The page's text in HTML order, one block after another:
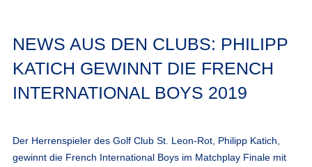
NEWS AUS DEN CLUBS: PHILIPP
KATICH GEWINNT DIE FRENCH
INTERNATIONAL BOYS 2019
Der Herrenspieler des Golf Club St. Leon-Rot, Philipp Katich,
gewinnt die French International Boys im Matchplay Finale mit